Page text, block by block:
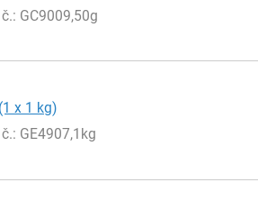
: GC9009,50g
x 1 kg)
: GE4907,1kg